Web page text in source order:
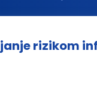
rizikom